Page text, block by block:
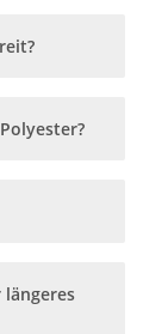
längeres